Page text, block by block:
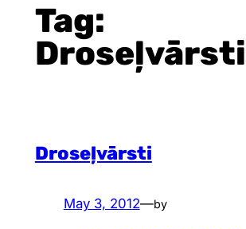
Tag:
Droseļvārsti
Droseļvārsti
May 3, 2012—by